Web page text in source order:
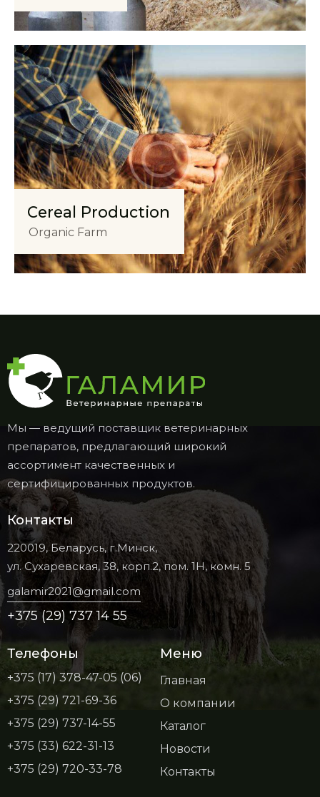
Cereal Production
Organic Farm
Мы — ведущий поставщик ветеринарных
препаратов, предлагающий широкий
ассортимент качественных и
сертифицированных продуктов.
Контакты
220019, Беларусь, г.Минск,
ул. Сухаревская, 38, корп.2, пом. 1Н, комн. 5
galamir2021@gmail.com
+375 (29) 737 14 55
Телефоны
+375 (17) 378-47-05 (06)
+375 (29) 721-69-36
+375 (29) 737-14-55
+375 (33) 622-31-13
+375 (29) 720-33-78
Меню
Главная
О компании
Каталог
Новости
Контакты